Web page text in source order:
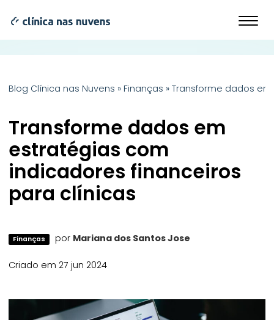
Blog Clínica nas Nuvens » Finanças »Transforme dados
Transforme dados em
estratégias com
indicadores financeiros
para clínicas
Finanças por Mariana dos Santos Jose
Criado em 27 jun 2024